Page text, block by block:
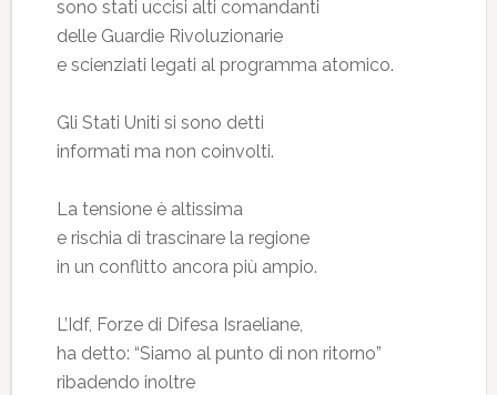
sono stati uccisi alti comandanti
delle Guardie Rivoluzionarie
e scienziati legati al programma atomico.
Gli Stati Uniti si sono detti
informati ma non coinvolti.
La tensione è altissima
e rischia di trascinare la regione
in un conflitto ancora più ampio.
L’Idf, Forze di Difesa Israeliane,
ha detto: “Siamo al punto di non ritorno”
ribadendo inoltre